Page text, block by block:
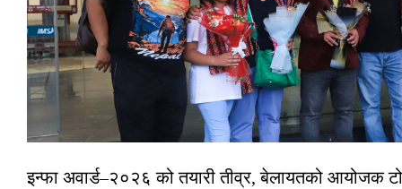
इन्फा अवार्ड–२०२६ को तयारी तीव्र, बेलायतको आयोजक